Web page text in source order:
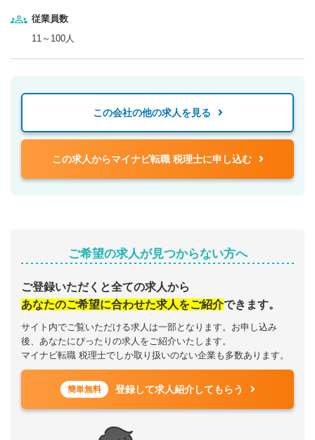
従業員数
11～100人
この会社の他の求人を見る
この求人からマイナビ転職 税理士に申し込む
ご希望の求人が見つからない方へ
ご登録いただくと全ての求人から
あなたのご希望に合わせた求人をご紹介できます。
サイト内でご覧いただける求人は一部となります。お申し込み
後、あなたにぴったりの求人をご紹介いたします。
マイナビ転職 税理士でしか取り扱いのない企業も多数あります。
簡単無料 登録して求人紹介してもらう